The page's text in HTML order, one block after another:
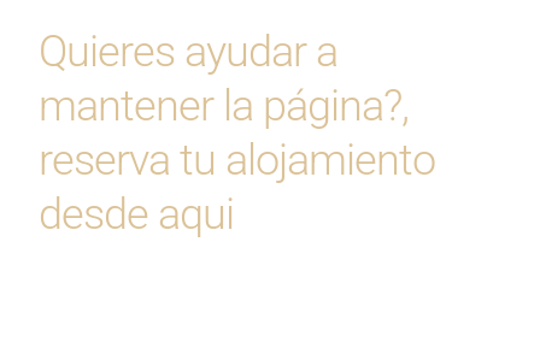
Quieres ayudar a
mantener la página?,
reserva tu alojamiento
desde aqui